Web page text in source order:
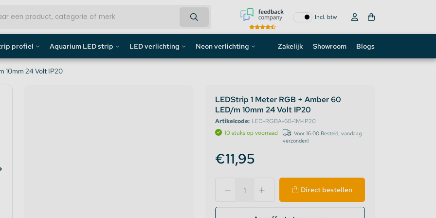
Incl. btw
profiel
/ Gipsplaten Profiel
Aquarium LED strip
Aquarium LED Strips
LED verlichting Neon verlichting
Custom neon sign
Neon LED strip
Zakelijk Showroom Blogs
10mm 24 Volt IP20
LEDStrip 1 Meter RGB + Amber 60
LED/m 10mm 24 Volt IP20
Artikelcode: LED-RGBA-60-1M-IP20
10 stuks op voorraad
Voor 16:00 Besteld, vandaag
verzonden!
€11,95
Direct bestellen